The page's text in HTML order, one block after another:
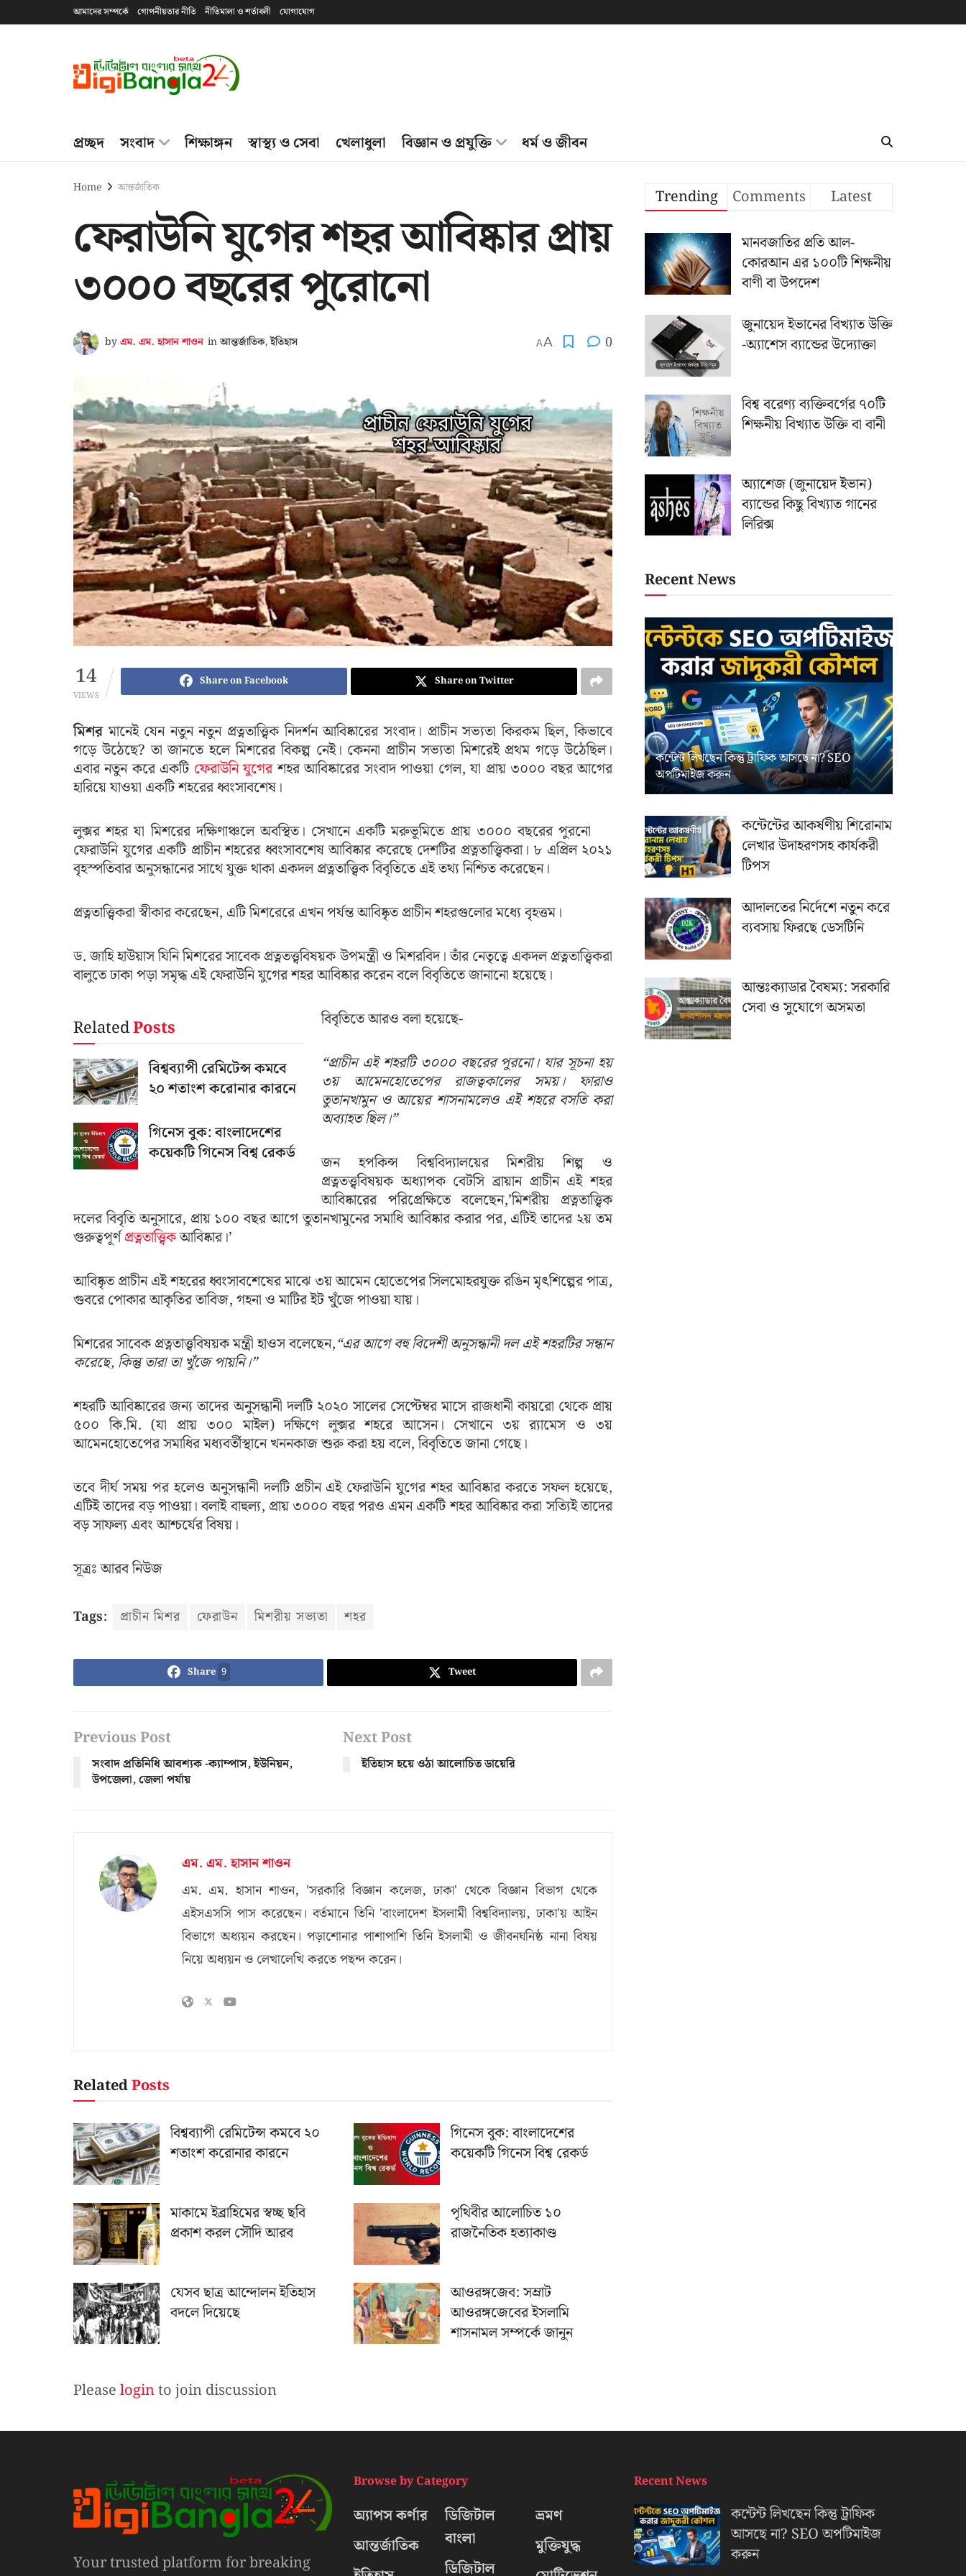
আমাদের সম্পর্কে গোপনীয়তার নীতি নীতিমালা ও শর্তাবলী যোগাযোগ
প্রচ্ছদ সংবাদ শিক্ষাঙ্গন স্বাস্থ্য ও সেবা খেলাধুলা বিজ্ঞান ও প্রযুক্তি ধর্ম ও জীবন
Home আন্তর্জাতিক
ফেরাউনি যুগের শহর আবিষ্কার প্রায়
৩০০০ বছরের পুরোনো
byএম. এম. হাসান শাওন inআন্তর্জাতিক,ইতিহাস AA 0
14
VIEWS
Share on Facebook Share on Twitter
মিশরমানেই যেন নতুন নতুন প্রত্নতাত্ত্বিক নিদর্শন আবিষ্কারের সংবাদ। প্রাচীন সভ্যতা কিরকম ছিল, কিভাবে
গড়ে উঠেছে? তা জানতে হলে মিশরের বিকল্প নেই। কেননা প্রাচীন সভ্যতা মিশরেই প্রথম গড়ে উঠেছিল।
এবার নতুন করে একটি ফেরাউনি যুগেরশহর আবিষ্কারের সংবাদ পাওয়া গেল, যা প্রায় ৩০০০ বছর আগের
হারিয়ে যাওয়া একটি শহরের ধ্বংসাবশেষ।
লুক্সর শহর যা মিশরের দক্ষিণাঞ্চলে অবস্থিত। সেখানে একটি মরুভূমিতে প্রায় ৩০০০ বছরের পুরনো
ফেরাউনি যুগের একটি প্রাচীন শহরের ধ্বংসাবশেষ আবিষ্কার করেছে দেশটির প্রত্নতাত্ত্বিকরা। ৮ এপ্রিল ২০২১
বৃহস্পতিবার অনুসন্ধানের সাথে যুক্ত থাকা একদল প্রত্নতাত্ত্বিক বিবৃতিতে এই তথ্য নিশ্চিত করেছেন।
প্রত্নতাত্ত্বিকরা স্বীকার করেছেন, এটি মিশরেরে এখন পর্যন্ত আবিষ্কৃত প্রাচীন শহরগুলোর মধ্যে বৃহত্তম।
ড. জাহি হাউয়াস যিনি মিশরের সাবেক প্রত্নতত্ত্ববিষয়ক উপমন্ত্রী ও মিশরবিদ। তাঁর নেতৃত্বে একদল প্রত্নতাত্ত্বিকরা
বালুতে ঢাকা পড়া সমৃদ্ধ এই ফেরাউনি যুগের শহর আবিষ্কার করেন বলে বিবৃতিতে জানানো হয়েছে।
RelatedPosts
বিশ্বব্যাপী রেমিটেন্স কমবে
২০ শতাংশ করোনার কারনে
গিনেস বুক: বাংলাদেশের
কয়েকটি গিনেস বিশ্ব রেকর্ড
বিবৃতিতে আরও বলা হয়েছে-
“প্রাচীন এই শহরটি ৩০০০ বছরের পুরনো। যার সূচনা হয়
৩য় আমেনহোতেপের রাজত্বকালের সময়। ফারাও
তুতানখামুন ও আয়ের শাসনামলেও এই শহরে বসতি করা
অব্যাহত ছিল।”
জন হপকিন্স বিশ্ববিদ্যালয়ের মিশরীয় শিল্প ও
প্রত্নতত্ত্ববিষয়ক অধ্যাপক বেটসি ব্রায়ান প্রাচীন এই শহর
আবিষ্কারের পরিপ্রেক্ষিতে বলেছেন,’মিশরীয় প্রত্নতাত্ত্বিক
দলের বিবৃতি অনুসারে, প্রায় ১০০ বছর আগে তুতানখামুনের সমাধি আবিষ্কার করার পর, এটিই তাদের ২য় তম
গুরুত্বপূর্ণপ্রত্নতাত্ত্বিকআবিষ্কার।’
আবিষ্কৃত প্রাচীন এই শহরের ধ্বংসাবশেষের মাঝে ৩য় আমেন হোতেপের সিলমোহরযুক্ত রঙিন মৃৎশিল্পের পাত্র,
গুবরে পোকার আকৃতির তাবিজ, গহনা ও মাটির ইট খু্ঁজে পাওয়া যায়।
মিশরের সাবেক প্রত্নতাত্ত্ববিষয়ক মন্ত্রী হাওস বলেছেন,“এর আগে বহু বিদেশী অনুসন্ধানী দল এই শহরটির সন্ধান
করেছে, কিন্তু তারা তা খুঁজে পায়নি।”
শহরটি আবিষ্কারের জন্য তাদের অনুসন্ধানী দলটি ২০২০ সালের সেপ্টেম্বর মাসে রাজধানী কায়রো থেকে প্রায়
৫০০ কি.মি. (যা প্রায় ৩০০ মাইল) দক্ষিণে লুক্সর শহরে আসেন। সেখানে ৩য় র‌্যামেস ও ৩য়
আমেনহোতেপের সমাধির মধ্যবর্তীস্থানে খননকাজ শুরু করা হয় বলে, বিবৃতিতে জানা গেছে।
তবে দীর্ঘ সময় পর হলেও অনুসন্ধানী দলটি প্রচীন এই ফেরাউনি যুগের শহর আবিষ্কার করতে সফল হয়েছে,
এটিই তাদের বড় পাওয়া। বলাই বাহুল্য, প্রায় ৩০০০ বছর পরও এমন একটি শহর আবিষ্কার করা সত্যিই তাদের
বড় সাফল্য এবং আশ্চর্যের বিষয়।
সূত্রঃ আরব নিউজ
Tags: প্রাচীন মিশর ফেরাউন মিশরীয় সভ্যতা শহর
Share 9 Tweet
Previous Post
সংবাদ প্রতিনিধি আবশ্যক -ক্যাম্পাস, ইউনিয়ন,
উপজেলা, জেলা পর্যায়
Next Post
ইতিহাস হয়ে ওঠা আলোচিত ডায়েরি
এম. এম. হাসান শাওন
এম. এম. হাসান শাওন, 'সরকারি বিজ্ঞান কলেজ, ঢাকা' থেকে বিজ্ঞান বিভাগ থেকে
এইসএসসি পাস করেছেন। বর্তমানে তিনি 'বাংলাদেশ ইসলামী বিশ্ববিদ্যালয়, ঢাকা'য় আইন
বিভাগে অধ্যয়ন করছেন। পড়াশোনার পাশাপাশি তিনি ইসলামী ও জীবনঘনিষ্ঠ নানা বিষয়
নিয়ে অধ্যয়ন ও লেখালেখি করতে পছন্দ করেন।
RelatedPosts
বিশ্বব্যাপী রেমিটেন্স কমবে ২০
শতাংশ করোনার কারনে
গিনেস বুক: বাংলাদেশের
কয়েকটি গিনেস বিশ্ব রেকর্ড
মাকামে ইব্রাহিমের স্বচ্ছ ছবি
প্রকাশ করল সৌদি আরব
পৃথিবীর আলোচিত ১০
রাজনৈতিক হত্যাকাণ্ড
যেসব ছাত্র আন্দোলন ইতিহাস
বদলে দিয়েছে
আওরঙ্গজেব: সম্রাট
আওরঙ্গজেবের ইসলামি
শাসনামল সম্পর্কে জানুন
Pleaseloginto join discussion
Trending Comments
Latest
মানবজাতির প্রতি আল-
কোরআন এর ১০০টি শিক্ষনীয়
বাণী বা উপদেশ
জুনায়েদ ইভানের বিখ্যাত উক্তি
-অ্যাশেস ব্যান্ডের উদ্যোক্তা
বিশ্ব বরেণ্য ব্যক্তিবর্গের ৭০টি
শিক্ষনীয় বিখ্যাত উক্তি বা বানী
অ্যাশেজ (জুনায়েদ ইভান)
ব্যান্ডের কিছু বিখ্যাত গানের
লিরিক্স
Recent News
কন্টেন্ট লিখছেন কিন্তু ট্রাফিক আসছে না? ‍SEO
অপটিমাইজ করুন
কন্টেন্টের আকর্ষণীয় শিরোনাম
লেখার উদাহরণসহ কার্যকরী
টিপস
আদালতের নির্দেশে নতুন করে
ব্যবসায় ফিরছে ডেসটিনি
আন্তঃক্যাডার বৈষম্য: সরকারি
সেবা ও সুযোগে অসমতা
Your trusted platform for breaking
Browse by Category
অ্যাপস কর্ণার
আন্তর্জাতিক
ডিজিটাল
বাংলা
ডিজিটাল
ভ্রমণ
মুক্তিযুদ্ধ
Recent News
কন্টেন্ট লিখছেন কিন্তু ট্রাফিক
আসছে না? ‍SEO অপটিমাইজ
করুন